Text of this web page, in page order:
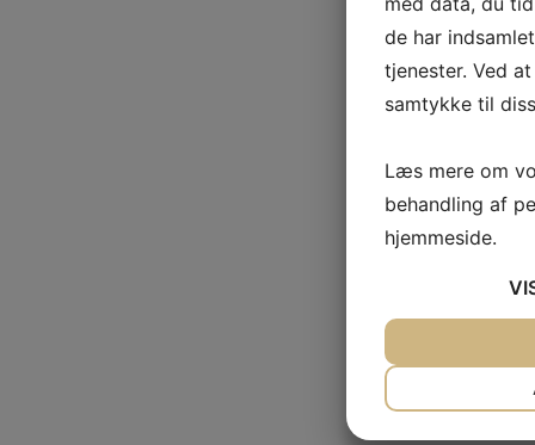
de har
tjenester. Ved
samtykke til
Læs mere om
behandling af
hjemmeside.